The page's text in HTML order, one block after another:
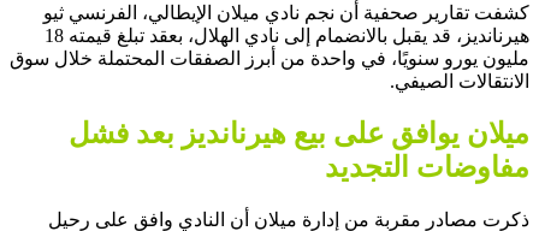
كشفت تقارير صحفية أن نجم نادي ميلان الإيطالي، الفرنسي ثيو
هيرنانديز، قد يقبل بالانضمام إلى نادي الهلال، بعقد تبلغ قيمته 18
مليون يورو سنويًا، في واحدة من أبرز الصفقات المحتملة خلال سوق
الانتقالات الصيفي.
ميلان يوافق على بيع هيرنانديز بعد فشل
مفاوضات التجديد
ذكرت مصادر مقربة من إدارة ميلان أن النادي وافق على رحيل